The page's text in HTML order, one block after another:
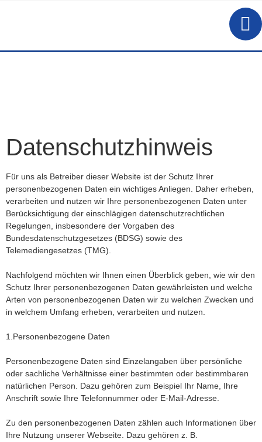
Datenschutzhinweis
Für uns als Betreiber dieser Website ist der Schutz Ihrer
personenbezogenen Daten ein wichtiges Anliegen. Daher erheben,
verarbeiten und nutzen wir Ihre personenbezogenen Daten unter
Berücksichtigung der einschlägigen datenschutzrechtlichen
Regelungen, insbesondere der Vorgaben des
Bundesdatenschutzgesetzes (BDSG) sowie des
Telemediengesetzes (TMG).
Nachfolgend möchten wir Ihnen einen Überblick geben, wie wir den
Schutz Ihrer personenbezogenen Daten gewährleisten und welche
Arten von personenbezogenen Daten wir zu welchen Zwecken und
in welchem Umfang erheben, verarbeiten und nutzen.
1.Personenbezogene Daten
Personenbezogene Daten sind Einzelangaben über persönliche
oder sachliche Verhältnisse einer bestimmten oder bestimmbaren
natürlichen Person. Dazu gehören zum Beispiel Ihr Name, Ihre
Anschrift sowie Ihre Telefonnummer oder E-Mail-Adresse.
Zu den personenbezogenen Daten zählen auch Informationen über
Ihre Nutzung unserer Webseite. Dazu gehören z. B.